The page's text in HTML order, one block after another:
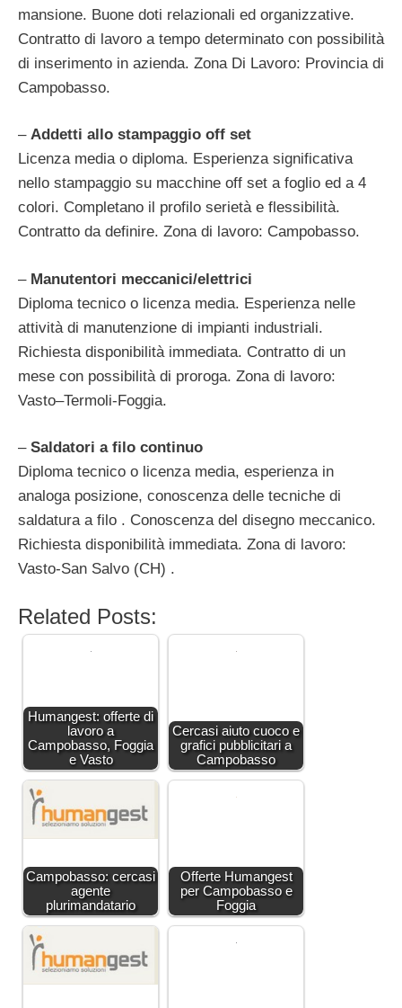
mansione. Buone doti relazionali ed organizzative.
Contratto di lavoro a tempo determinato con possibilità
di inserimento in azienda. Zona Di Lavoro: Provincia di
Campobasso.
– Addetti allo stampaggio off set
Licenza media o diploma. Esperienza significativa
nello stampaggio su macchine off set a foglio ed a 4
colori. Completano il profilo serietà e flessibilità.
Contratto da definire. Zona di lavoro: Campobasso.
– Manutentori meccanici/elettrici
Diploma tecnico o licenza media. Esperienza nelle
attività di manutenzione di impianti industriali.
Richiesta disponibilità immediata. Contratto di un
mese con possibilità di proroga. Zona di lavoro:
Vasto–Termoli-Foggia.
– Saldatori a filo continuo
Diploma tecnico o licenza media, esperienza in
analoga posizione, conoscenza delle tecniche di
saldatura a filo . Conoscenza del disegno meccanico.
Richiesta disponibilità immediata. Zona di lavoro:
Vasto-San Salvo (CH) .
Related Posts:
Humangest: offerte di
lavoro a
Campobasso, Foggia
e Vasto
Cercasi aiuto cuoco e
grafici pubblicitari a
Campobasso
Campobasso: cercasi
agente
plurimandatario
Offerte Humangest
per Campobasso e
Foggia